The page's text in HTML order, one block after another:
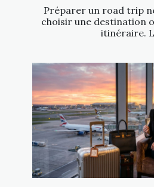
Préparer un road trip
choisir une destination
itinéraire.